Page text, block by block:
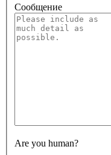
Сообщение
Are you human?